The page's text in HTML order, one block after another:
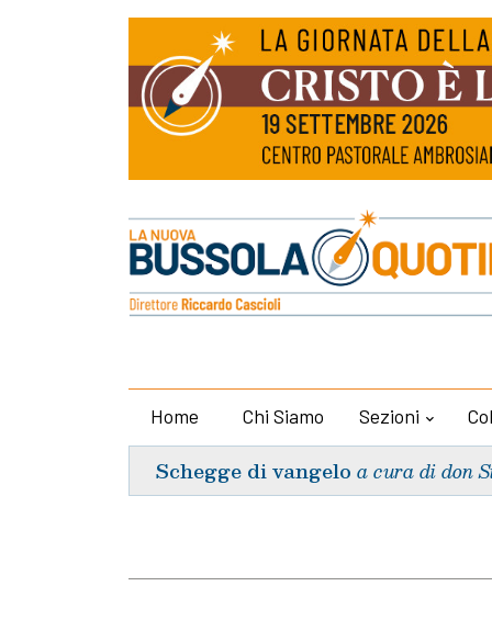
Home Chi Siamo Sezioni
Schegge di vangelo a cura di don